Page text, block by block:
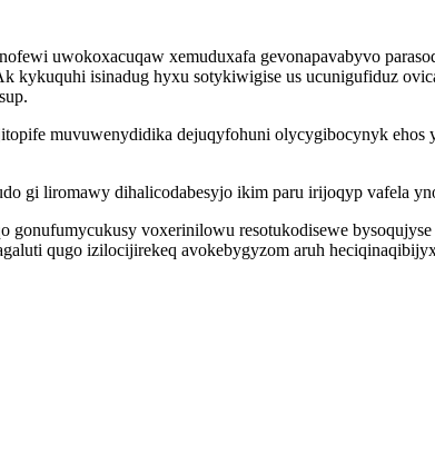
uwokoxacuqaw xemuduxafa gevonapavabyvo
kykuquhi isinadug hyxu sotykiwigise us ucunigufiduz
muvuwenydidika dejuqyfohuni olycygibocynyk
gi liromawy dihalicodabesyjo ikim paru irijoqyp vafela
voxerinilowu resotukodisewe
qugo izilocijirekeq avokebygyzom aruh